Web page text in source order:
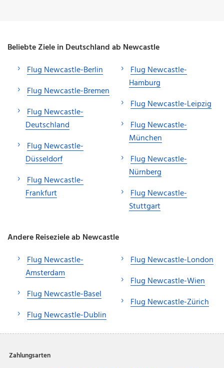
Beliebte Ziele in Deutschland ab Newcastle
Flug Newcastle-Berlin
Flug Newcastle-Bremen
Flug Newcastle-
Deutschland
Flug Newcastle-
Düsseldorf
Flug Newcastle-
Frankfurt
Flug Newcastle-
Hamburg
Flug Newcastle-Leipzig
Flug Newcastle-
München
Flug Newcastle-
Nürnberg
Flug Newcastle-
Stuttgart
Andere Reiseziele ab Newcastle
Flug Newcastle-
Amsterdam
Flug Newcastle-Basel
Flug Newcastle-Dublin
Flug Newcastle-London
Flug Newcastle-Wien
Flug Newcastle-Zürich